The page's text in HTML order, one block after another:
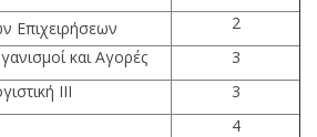
Επιχειρήσεων
2
και Αγορές
3
ΙΙΙ
3
4